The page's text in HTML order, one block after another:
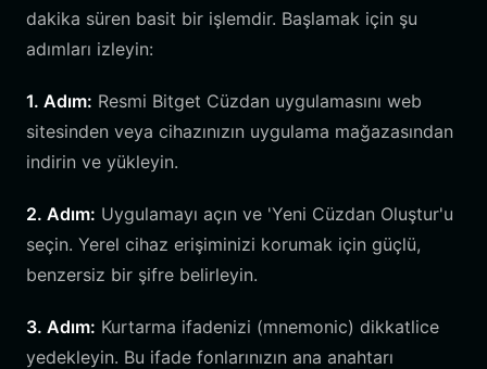
dakika süren basit bir işlemdir. Başlamak için şu
adımları izleyin:
1. Adım: Resmi Bitget Cüzdan uygulamasını web
sitesinden veya cihazınızın uygulama mağazasından
indirin ve yükleyin.
2. Adım: Uygulamayı açın ve 'Yeni Cüzdan Oluştur'u
seçin. Yerel cihaz erişiminizi korumak için güçlü,
benzersiz bir şifre belirleyin.
3. Adım: Kurtarma ifadenizi (mnemonic) dikkatlice
yedekleyin. Bu ifade fonlarınızın ana anahtarı